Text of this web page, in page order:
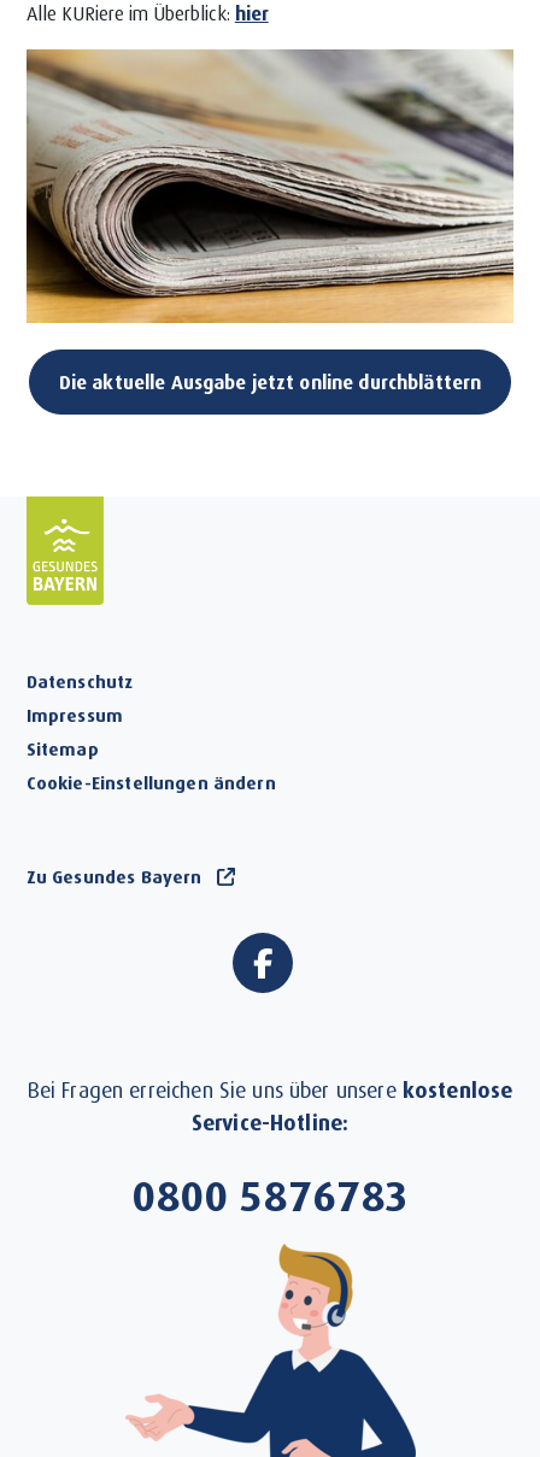
Alle KURiere im Überblick: hier
Die aktuelle Ausgabe jetzt online durchblättern
Datenschutz
Impressum
Sitemap
Cookie-Einstellungen ändern
Zu Gesundes Bayern
Bei Fragen erreichen Sie uns über unsere kostenlose
Service-Hotline:
0800 5876783